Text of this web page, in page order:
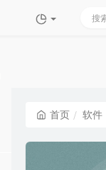
首页 软件